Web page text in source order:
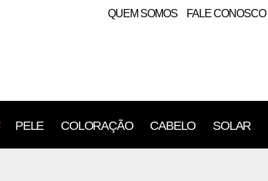
QUEM SOMOS FALE CONOSCO
PELE COLORAÇÃO CABELO SOLAR